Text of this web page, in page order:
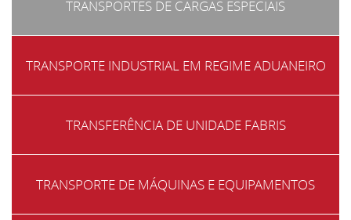
TRANSPORTES DE CARGAS ESPECIAIS
TRANSPORTE INDUSTRIAL EM REGIME ADUANEIRO
TRANSFERÊNCIA DE UNIDADE FABRIS
TRANSPORTE DE MÁQUINAS E EQUIPAMENTOS